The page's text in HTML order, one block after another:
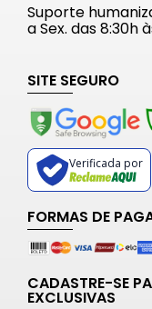
Suporte
a Sex. das 8:30h
SITE SEGURO
Verificada por
FORMAS DE
CADASTRE-SE
EXCLUSIVAS